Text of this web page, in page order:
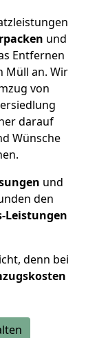
und
Entfernen
Müll an. Wir
von
darauf
Wünsche
und
den
Leistungen
denn bei